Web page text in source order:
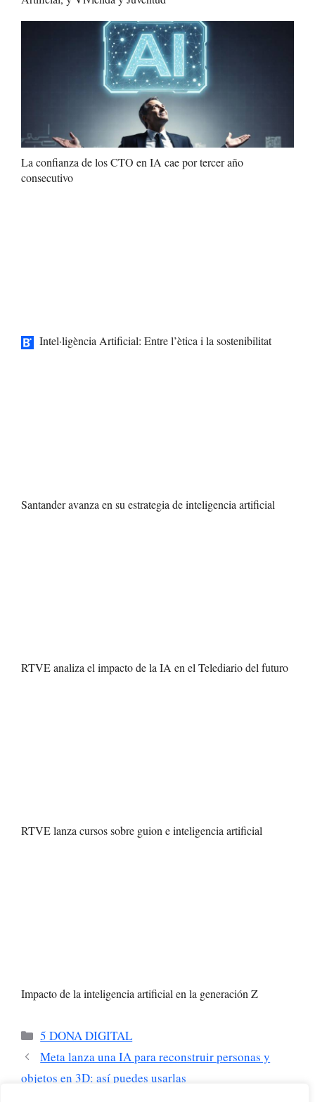
La confianza de los CTO en IA cae por tercer año
consecutivo
Intel·ligència Artificial: Entre l’ètica i la sostenibilitat
Santander avanza en su estrategia de inteligencia artificial
RTVE analiza el impacto de la IA en el Telediario del futuro
RTVE lanza cursos sobre guion e inteligencia artificial
Impacto de la inteligencia artificial en la generación Z
Categorías
5 DONA DIGITAL
Meta lanza una IA para reconstruir personas y
objetos en 3D: así puedes usarlas